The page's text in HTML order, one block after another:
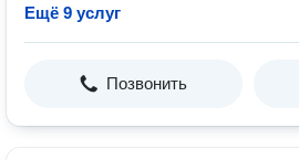
Ещё 9 услуг
Позвонить